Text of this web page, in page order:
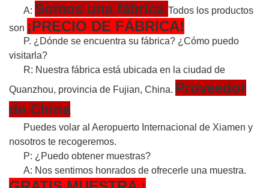
A: Somos una fábrica Todos los productos
son ¡PRECIO DE FÁBRICA!
P. ¿Dónde se encuentra su fábrica? ¿Cómo puedo
visitarla?
R: Nuestra fábrica está ubicada en la ciudad de
Quanzhou, provincia de Fujian, China. Proveedor
de China
Puedes volar al Aeropuerto Internacional de Xiamen y
nosotros te recogeremos.
P: ¿Puedo obtener muestras?
A: Nos sentimos honrados de ofrecerle una muestra.